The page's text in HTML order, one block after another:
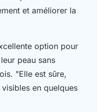
et améliorer la
option pour
peau sans
"Elle est sûre,
en quelques